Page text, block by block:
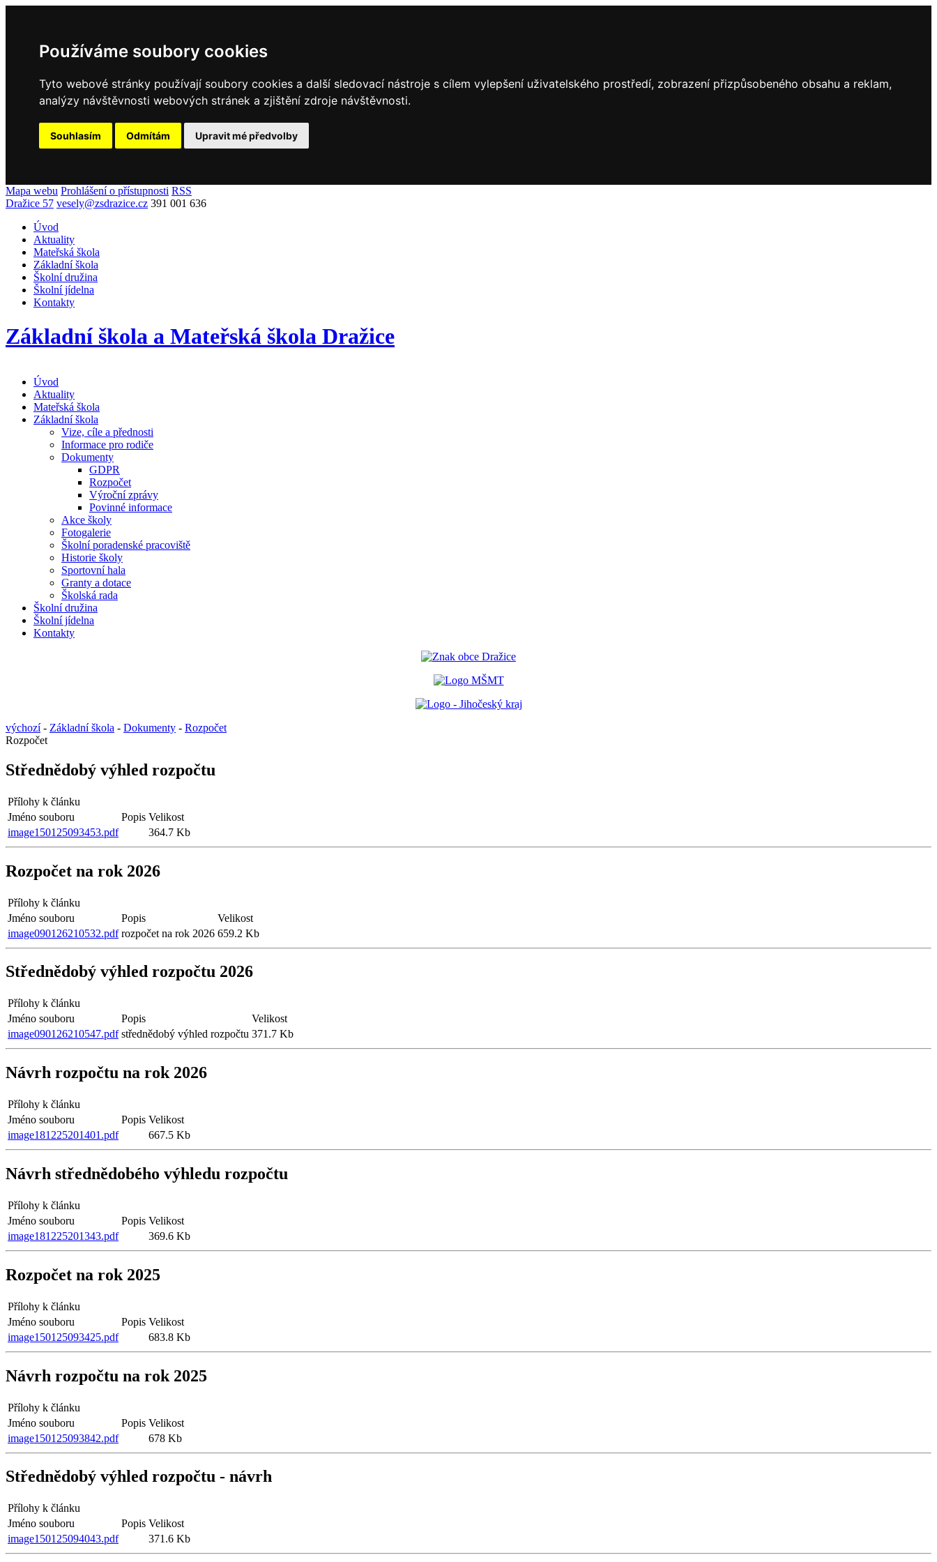
Používáme soubory cookies
Tyto webové stránky používají soubory cookies a další sledovací nástroje s cílem vylepšení uživatelského prostředí, zobrazení přizpůsobeného obsahu a reklam,
analýzy návštěvnosti webových stránek a zjištění zdroje návštěvnosti.
Souhlasím Odmítám Upravit mé předvolby
Mapa webu Prohlášení o přístupnosti RSS
Dražice 57 vesely@zsdrazice.cz 391 001 636
Úvod
Aktuality
Mateřská škola
Základní škola
Školní družina
Školní jídelna
Kontakty
Základní škola a Mateřská škola Dražice
Úvod
Aktuality
Mateřská škola
Základní škola
Vize, cíle a přednosti
Informace pro rodiče
Dokumenty
GDPR
Rozpočet
Výroční zprávy
Povinné informace
Akce školy
Fotogalerie
Školní poradenské pracoviště
Historie školy
Sportovní hala
Granty a dotace
Školská rada
Školní družina
Školní jídelna
Kontakty
výchozí- Základní škola - Dokumenty - Rozpočet
Rozpočet
Střednědobý výhled rozpočtu
Přílohy k článku
Jméno souboru
Popis Velikost
image150125093453.pdf
364.7 Kb
Rozpočet na rok 2026
Přílohy k článku
Jméno souboru
Popis
Velikost
image090126210532.pdf rozpočet na rok 2026 659.2 Kb
Střednědobý výhled rozpočtu 2026
Přílohy k článku
Jméno souboru
Popis
Velikost
image090126210547.pdf střednědobý výhled rozpočtu 371.7 Kb
Návrh rozpočtu na rok 2026
Přílohy k článku
Jméno souboru
Popis Velikost
image181225201401.pdf
667.5 Kb
Návrh střednědobého výhledu rozpočtu
Přílohy k článku
Jméno souboru
Popis Velikost
image181225201343.pdf
369.6 Kb
Rozpočet na rok 2025
Přílohy k článku
Jméno souboru
Popis Velikost
image150125093425.pdf
683.8 Kb
Návrh rozpočtu na rok 2025
Přílohy k článku
Jméno souboru
Popis Velikost
image150125093842.pdf
678 Kb
Střednědobý výhled rozpočtu - návrh
Přílohy k článku
Jméno souboru
Popis Velikost
image150125094043.pdf
371.6 Kb